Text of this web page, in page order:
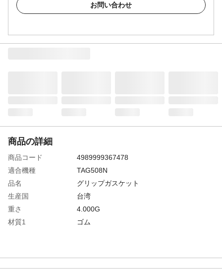
お問い合わせ
商品の詳細
商品コード
4989999367478
適合機種
TAG508N
品名
グリップガスケット
生産国
台湾
重さ
4.000G
材質1
ゴム